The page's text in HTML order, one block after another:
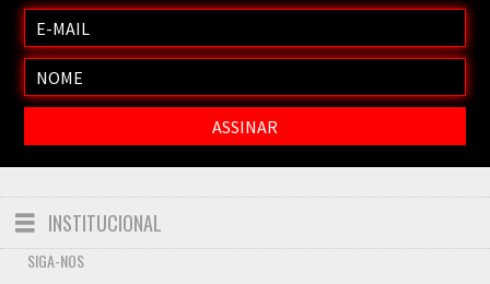
Toggle
navigation
INSTITUCIONAL
FALE CONOSCO
SIGA-NOS